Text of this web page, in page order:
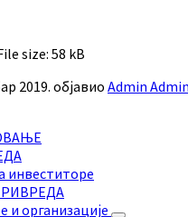
size: 58 kB
2019. објавио Admin
инвеститоре
и организације